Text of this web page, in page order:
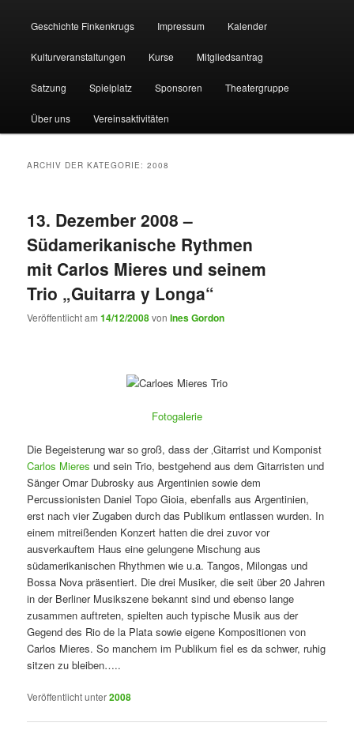
Geschichte Finkenkrugs Impressum Kalender
Kulturveranstaltungen Kurse Mitgliedsantrag
Satzung Spielplatz Sponsoren Theatergruppe
Über uns Vereinsaktivitäten
ARCHIV DER KATEGORIE:2008
13. Dezember 2008 –
Südamerikanische Rythmen
mit Carlos Mieres und seinem
Trio „Guitarra y Longa“
Veröffentlicht am14/12/2008vonInes Gordon
Fotogalerie
Die Begeisterung war so groß, dass der ‚Gitarrist und Komponist
Carlos Mieresund sein Trio, bestgehend aus dem Gitarristen und
Sänger Omar Dubrosky aus Argentinien sowie dem
Percussionisten Daniel Topo Gioia, ebenfalls aus Argentinien,
erst nach vier Zugaben durch das Publikum entlassen wurden. In
einem mitreißenden Konzert hatten die drei zuvor vor
ausverkauftem Haus eine gelungene Mischung aus
südamerikanischen Rhythmen wie u.a. Tangos, Milongas und
Bossa Nova präsentiert. Die drei Musiker, die seit über 20 Jahren
in der Berliner Musikszene bekannt sind und ebenso lange
zusammen auftreten, spielten auch typische Musik aus der
Gegend des Rio de la Plata sowie eigene Kompositionen von
Carlos Mieres. So manchem im Publikum fiel es da schwer, ruhig
sitzen zu bleiben…..
Veröffentlicht unter2008